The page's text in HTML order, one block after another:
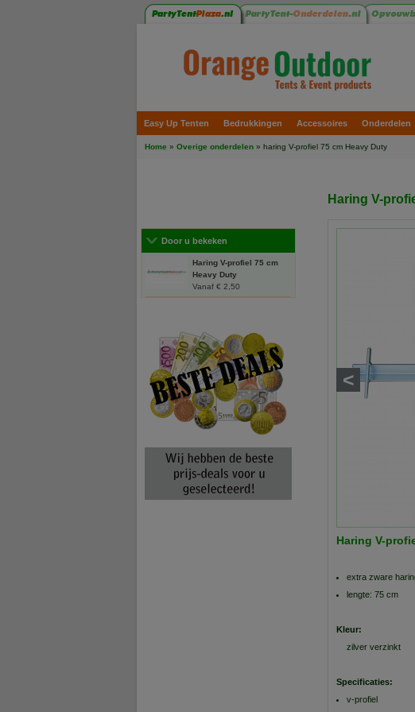
Easy Up Tenten Bedrukkingen Accessoires Onderdelen
Home » Overige onderdelen » haring V-profiel 75 cm Heavy Duty
Door u bekeken
Haring V-profiel 75 cm
Heavy Duty
Vanaf € 2,50
Haring V-
<
Haring V-
extra zware
lengte: 75 cm
Kleur:
zilver verzinkt
Specificaties:
v-profiel